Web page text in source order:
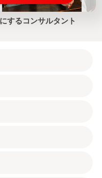
するコンサルタント